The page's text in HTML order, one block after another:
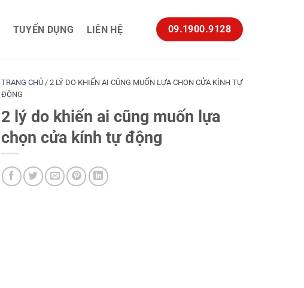
TUYỂN DỤNG LIÊN HỆ 09.1900.9128
TRANG CHỦ/ 2 LÝ DO KHIẾN AI CŨNG MUỐN LỰA CHỌN CỬA KÍNH TỰ
ĐỘNG
2 lý do khiến ai cũng muốn lựa
chọn cửa kính tự động